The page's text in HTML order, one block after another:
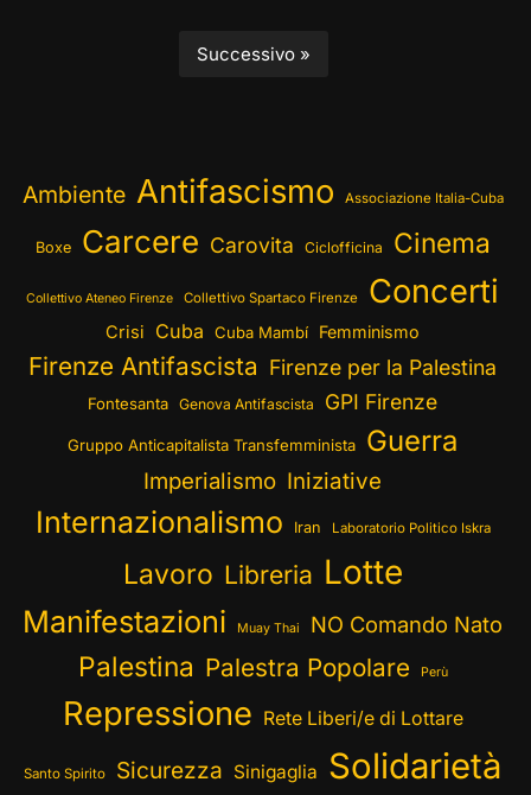
Successivo »
Ambiente Antifascismo Associazione Italia-Cuba
Boxe Carcere Carovita Ciclofficina Cinema
Collettivo Ateneo Firenze Collettivo Spartaco Firenze Concerti
Crisi Cuba Cuba Mambí Femminismo
Firenze Antifascista Firenze per la Palestina
Fontesanta Genova Antifascista GPI Firenze
Gruppo Anticapitalista Transfemminista Guerra
Imperialismo Iniziative
Internazionalismo Iran Laboratorio Politico Iskra
Lavoro Libreria Lotte
Manifestazioni Muay Thai NO Comando Nato
Palestina Palestra Popolare Perù
Repressione Rete Liberi/e di Lottare
Santo Spirito Sicurezza Sinigaglia Solidarietà